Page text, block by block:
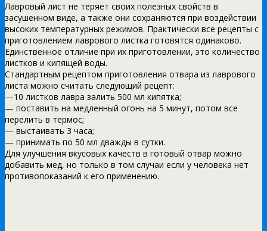
Лавровый лист не теряет своих полезных свойств в
засушенном виде, а также они сохраняются при воздействии
высоких температурных режимов. Практически все рецепты с
приготовлением лаврового листка готовятся одинаково.
Единственное отличие при их приготовлении, это количество
листков и кипящей воды.
Стандартным рецептом приготовления отвара из лаврового
листа можно считать следующий рецепт:
—10 листков лавра залить 500 мл кипятка;
— поставить на медленный огонь на 5 минут, потом все
перелить в термос;
— выстаивать 3 часа;
— принимать по 50 мл дважды в сутки.
Для улучшения вкусовых качеств в готовый отвар можно
добавить мед, но только в том случаи если у человека нет
противопоказаний к его применению.